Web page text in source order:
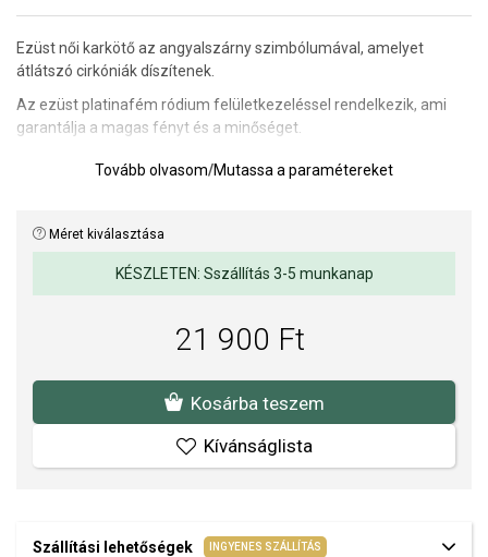
Ezüst női karkötő az angyalszárny szimbólumával, amelyet
átlátszó cirkóniák díszítenek.
Az ezüst platinafém ródium felületkezeléssel rendelkezik, ami
garantálja a magas fényt és a minőséget.
A SOFIA az ENGELSRUFER hivatalos forgalmazója. Biztos lehet
benne, hogy eredeti ékszert vásárol, a komplett márkás
Tovább olvasom/Mutassa a paramétereket
Méret kiválasztása
KÉSZLETEN: Sszállítás 3-5 munkanap
21 900 Ft
Kosárba teszem
Kívánságlista
Szállítási lehetőségek INGYENES SZÁLLÍTÁS